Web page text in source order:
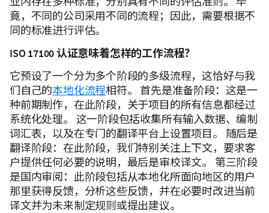
竟，不同的公司采用不同的流程；因此，需要根据不
同的标准进行评估。
ISO 17100 认证意味着怎样的工作流程？
它预设了一个分为多个阶段的多级流程，这恰好与我
们自己的本地化流程相符。 首先是准备阶段：这是一
种前期制作，在此阶段，关于项目的所有信息都经过
系统化处理。 这一阶段包括收集所有输入数据、编制
词汇表，以及在专门的翻译平台上设置项目。 随后是
翻译阶段：在此阶段，我们特别关注上下文，要求客
户提供任何必要的说明，最后是审校译文。 第三阶段
是国内审阅：此阶段包括从本地化所面向地区的用户
那里获得反馈，分析这些反馈，并在必要时改进当前
译文并为未来制定规则或提出建议。